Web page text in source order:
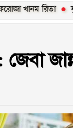
রিতা যুবদল